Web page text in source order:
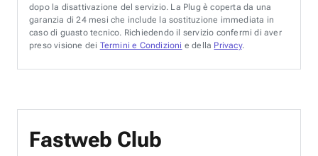
dopo la disattivazione del servizio. La Plug è coperta da una
garanzia di 24 mesi che include la sostituzione immediata in
caso di guasto tecnico. Richiedendo il servizio confermi di aver
preso visione dei Termini e Condizioni e della Privacy.
Fastweb Club